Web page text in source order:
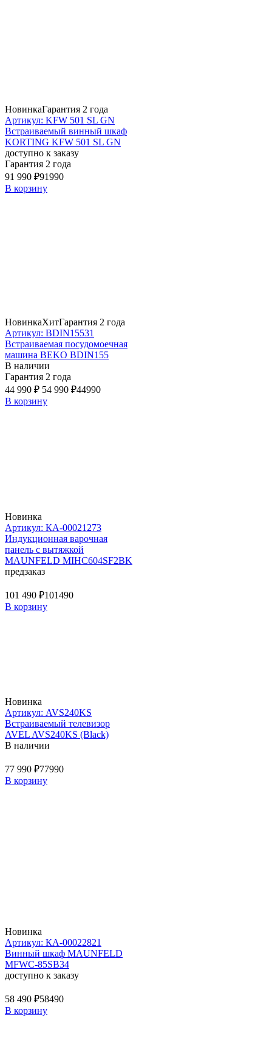
НовинкаГарантия 2 года
Артикул: KFW 501 SL GN
Встраиваемый винный шкаф
KORTING KFW 501 SL GN
доступно к заказу
Гарантия 2 года
91 990 ₽91990
В корзину
НовинкаХитГарантия 2 года
Артикул: BDIN15531
Встраиваемая посудомоечная
машина BEKO BDIN155
В наличии
Гарантия 2 года
44 990 ₽ 54 990 ₽44990
В корзину
Новинка
Артикул: КА-00021273
Индукционная варочная
панель с вытяжкой
MAUNFELD MIHC604SF2BK
предзаказ
101 490 ₽101490
В корзину
Новинка
Артикул: AVS240KS
Встраиваемый телевизор
AVEL AVS240KS (Black)
В наличии
77 990 ₽77990
В корзину
Новинка
Артикул: КА-00022821
Винный шкаф MAUNFELD
MFWC-85SB34
доступно к заказу
58 490 ₽58490
В корзину